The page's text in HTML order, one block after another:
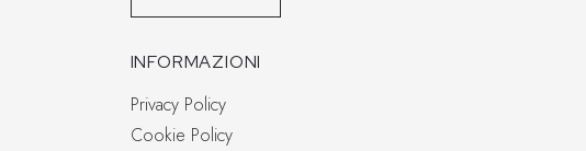
INFORMAZIONI
Privacy Policy
Cookie Policy